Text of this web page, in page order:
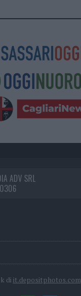
ADV SRL
di it.depositphotos.com